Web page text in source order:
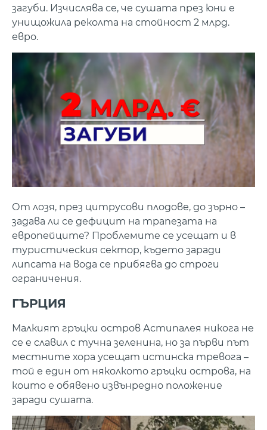
загуби. Изчислява се, че сушата през юни е
унищожила реколта на стойност 2 млрд.
евро.
От лозя, през цитрусови плодове, до зърно –
задава ли се дефицит на трапезата на
европейците? Проблемите се усещат и в
туристическия сектор, където заради
липсата на вода се прибягва до строги
ограничения.
ГЪРЦИЯ
Малкият гръцки остров Астипалея никога не
се е славил с тучна зеленина, но за първи път
местните хора усещат истинска тревога –
той е един от няколкото гръцки острова, на
които е обявено извънредно положение
заради сушата.